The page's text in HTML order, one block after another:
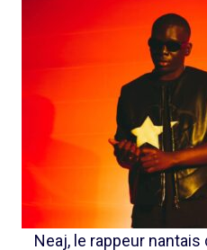
Neaj, le rappeur